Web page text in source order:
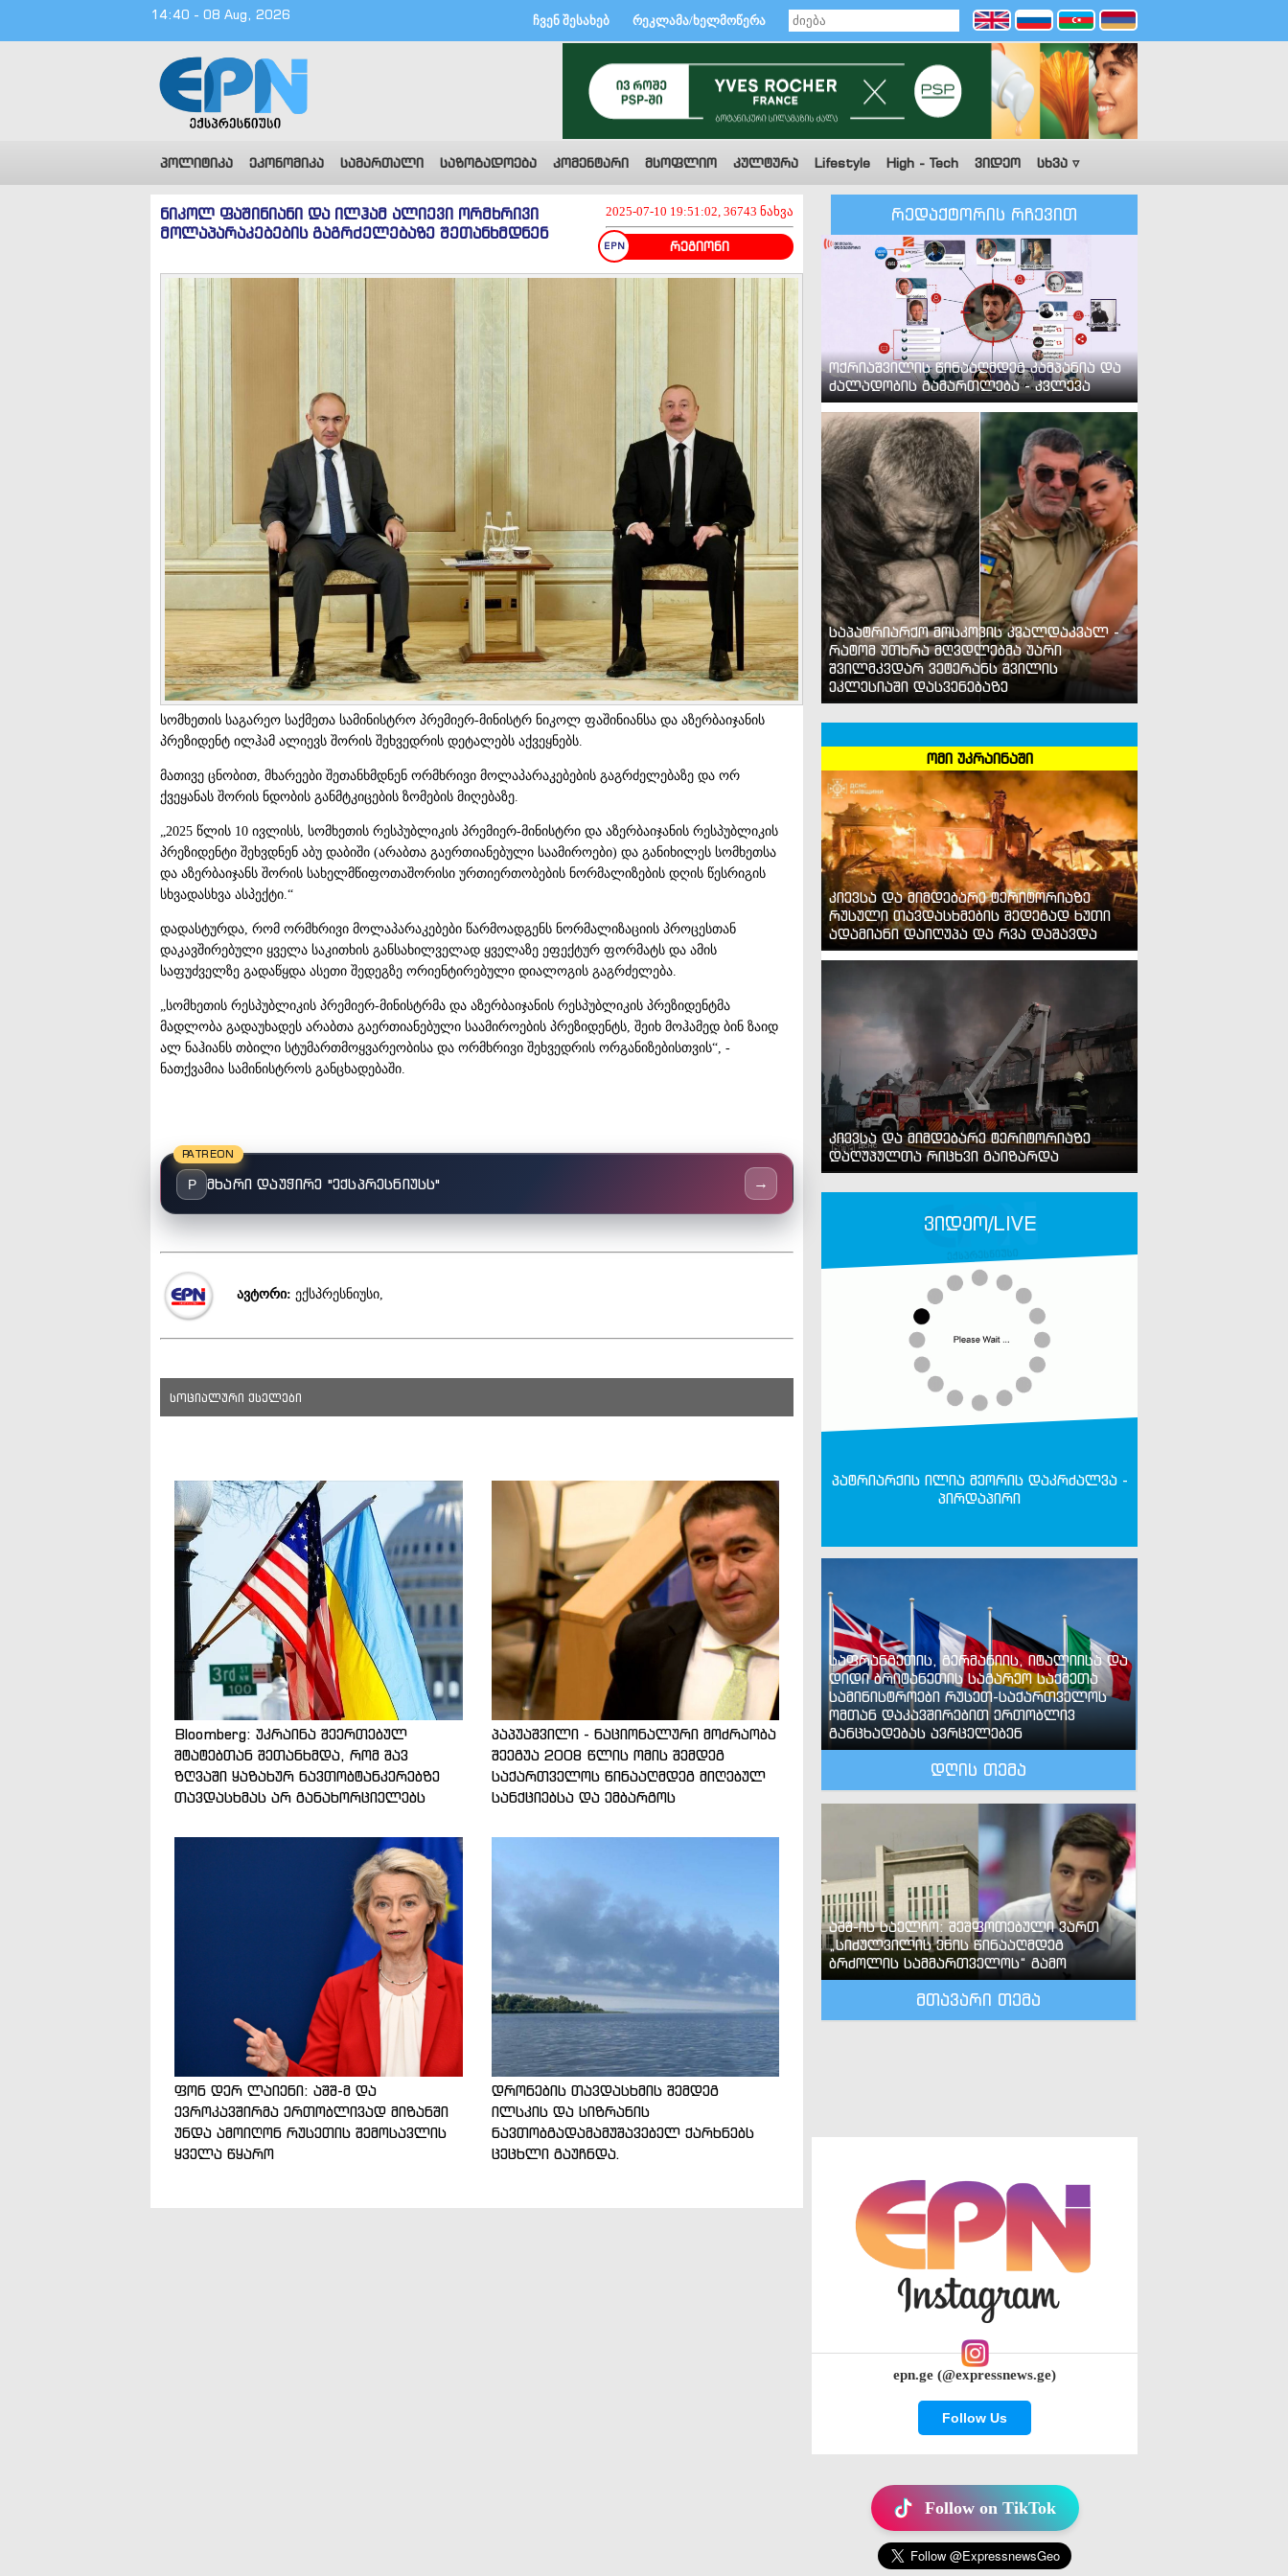
14:40 - 08 Aug, 2026 ჩვენ შესახებ რეკლამა/ხელმოწერა
პოლიტიკა ეკონომიკა სამართალი საზოგადოება კომენტარი მსოფლიო კულტურა Lifestyle High - Tech ვიდეო სხვა ▿
2025-07-10 19:51:02, 36743 ნახვა
რეგიონი
ნიკოლ ფაშინიანი და ილჰამ ალიევი ორმხრივი
მოლაპარაკებების გაგრძელებაზე შეთანხმდნენ
სომხეთის საგარეო საქმეთა სამინისტრო პრემიერ-მინისტრ ნიკოლ ფაშინიანსა და აზერბაიჯანის
პრეზიდენტ ილჰამ ალიევს შორის შეხვედრის დეტალებს აქვეყნებს.
მათივე ცნობით, მხარეები შეთანხმდნენ ორმხრივი მოლაპარაკებების გაგრძელებაზე და ორ
ქვეყანას შორის ნდობის განმტკიცების ზომების მიღებაზე.
„2025 წლის 10 ივლისს, სომხეთის რესპუბლიკის პრემიერ-მინისტრი და აზერბაიჯანის რესპუბლიკის
პრეზიდენტი შეხვდნენ აბუ დაბიში (არაბთა გაერთიანებული საამიროები) და განიხილეს სომხეთსა
და აზერბაიჯანს შორის სახელმწიფოთაშორისი ურთიერთობების ნორმალიზების დღის წესრიგის
სხვადასხვა ასპექტი.“
დადასტურდა, რომ ორმხრივი მოლაპარაკებები წარმოადგენს ნორმალიზაციის პროცესთან
დაკავშირებული ყველა საკითხის განსახილველად ყველაზე ეფექტურ ფორმატს და ამის
საფუძველზე გადაწყდა ასეთი შედეგზე ორიენტირებული დიალოგის გაგრძელება.
„სომხეთის რესპუბლიკის პრემიერ-მინისტრმა და აზერბაიჯანის რესპუბლიკის პრეზიდენტმა
მადლობა გადაუხადეს არაბთა გაერთიანებული საამიროების პრეზიდენტს, შეიხ მოჰამედ ბინ ზაიდ
ალ ნაჰიანს თბილი სტუმართმოყვარეობისა და ორმხრივი შეხვედრის ორგანიზებისთვის“, -
ნათქვამია სამინისტროს განცხადებაში.
PATREON
P მხარი დაუჭირე "ექსპრესნიუსს" →
ავტორი: ექსპრესნიუსი,
სოციალური ქსელები
Bloomberg: უკრაინა შეერთებულ
შტატებთან შეთანხმდა, რომ შავ
ზღვაში ყაზახურ ნავთობტანკერებზე
თავდასხმას არ განახორციელებს
პაპუაშვილი - ნაციონალური მოძრაობა
შეეგუა 2008 წლის ომის შემდეგ
საქართველოს წინააღმდეგ მიღებულ
სანქციებსა და ემბარგოს
ფონ დერ ლაიენი: აშშ-მ და
ევროკავშირმა ერთობლივად მიზანში
უნდა ამოიღონ რუსეთის შემოსავლის
ყველა წყარო
დრონების თავდასხმის შემდეგ
ილსკის და სიზრანის
ნავთობგადამამუშავებელ ქარხნებს
ცეცხლი გაუჩნდა.
რედაქტორის რჩევით
ოქრიაშვილის წინააღმდეგ კამპანია და
ძალადობის გამართლება - კვლევა
საპატრიარქო მოსკოვის კვალდაკვალ -
რატომ უთხრა მღვდლებმა უარი
შვილმკვდარ ვეტერანს შვილის
ეკლესიაში დასვენებაზე
ომი უკრაინაში
კიევსა და მიმდებარე ტერიტორიაზე
რუსული თავდასხმების შედეგად ხუთი
ადამიანი დაიღუპა და რვა დაშავდა
კიევსა და მიმდებარე ტერიტორიაზე
დაღუპულთა რიცხვი გაიზარდა
ვიდეო/LIVE
პატრიარქის ილია მეორის დაკრძალვა -
პირდაპირი
საფრანგეთის, გერმანიის, იტალიისა და
დიდი ბრიტანეთის საგარეო საქმეთა
სამინისტროები რუსეთ-საქართველოს
ომთან დაკავშირებით ერთობლივ
განცხადებას ავრცელებენ
დღის თემა
აშშ-ის საელჩო: შეშფოთებული ვართ
„სიძულვილის ენის წინააღმდეგ
ბრძოლის სამმართველოს“ გამო
მთავარი თემა
epn.ge (@expressnews.ge)
Follow Us
Follow on TikTok